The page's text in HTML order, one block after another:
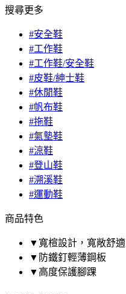
搜尋更多
#安全鞋
#工作鞋
#工作鞋/安全鞋
#皮鞋/紳士鞋
#休閒鞋
#帆布鞋
#拖鞋
#氣墊鞋
#涼鞋
#登山鞋
#溯溪鞋
#運動鞋
商品特色
▼寬楦設計，寬敞舒適
▼防鐵釘輕薄鋼板
▼高度保護腳踝